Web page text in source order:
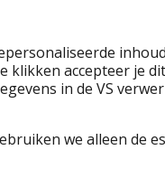
klikken accepteer je
in de VS
we alleen de